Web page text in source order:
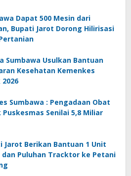
Dapat 500 Mesin dari
Bupati Jarot Dorong Hilirisasi
Sumbawa Usulkan Bantuan
Kesehatan Kemenkes
Sumbawa : Pengadaan Obat
Puskesmas Senilai 5,8 Miliar
Jarot Berikan Bantuan 1 Unit
dan Puluhan Tracktor ke Petani